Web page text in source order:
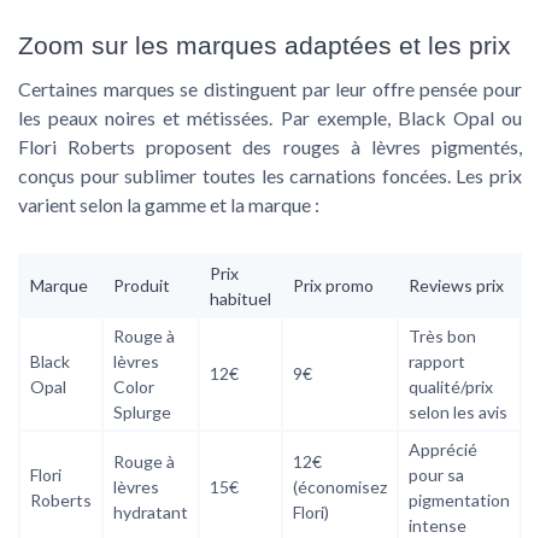
Zoom sur les marques adaptées et les prix
Certaines marques se distinguent par leur offre pensée pour
les peaux noires et métissées. Par exemple, Black Opal ou
Flori Roberts proposent des rouges à lèvres pigmentés,
conçus pour sublimer toutes les carnations foncées. Les prix
varient selon la gamme et la marque :
Marque Produit
Prix
habituel
Prix promo Reviews prix
Black
Opal
Rouge à
lèvres
Color
Splurge
12€ 9€
Très bon
rapport
qualité/prix
selon les avis
Flori
Roberts
Rouge à
lèvres
hydratant
15€
12€
(économisez
Flori)
Apprécié
pour sa
pigmentation
intense